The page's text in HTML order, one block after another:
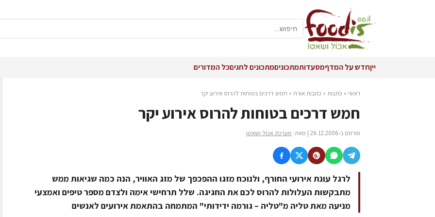
ייןחדש על המדףמסעדותמתכוניםמתכונים לחגיםכל המדורים
ראשי » כתבות » כתבות אורח » חמש דרכים בטוחות להרוס אירוע יקר
חמש דרכים בטוחות להרוס אירוע יקר
פורסם ב-26.12.2006 | מאת: מערכת אכול ושאטו
לרגל עונת אירועי החורף, ולנוכח מזגו ההפכפך של מזג האוויר, הנה כמה שגיאות ממש
מתבקשות העלולות להרוס לכם את החגיגה. שלל תרחישי אימה ולצדם מספר טיפים ואמצעי
מניעה מאת טליה מ"טליה – גורמה ידידותי" המתמחה בהתאמת אירועים לאנשים